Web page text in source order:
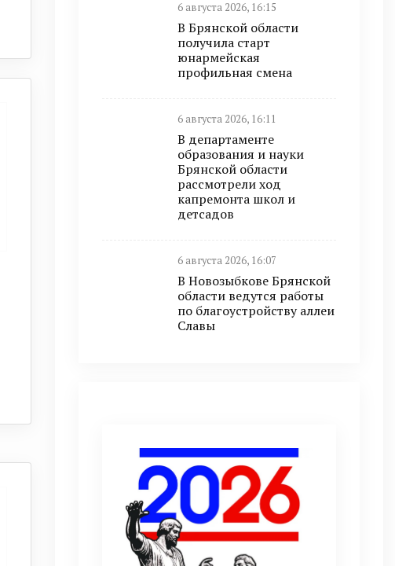
6 августа 2026, 16:15
В Брянской области
получила старт
юнармейская
профильная смена
6 августа 2026, 16:11
В департаменте
образования и науки
Брянской области
рассмотрели ход
капремонта школ и
детсадов
6 августа 2026, 16:07
В Новозыбкове Брянской
области ведутся работы
по благоустройству аллеи
Славы